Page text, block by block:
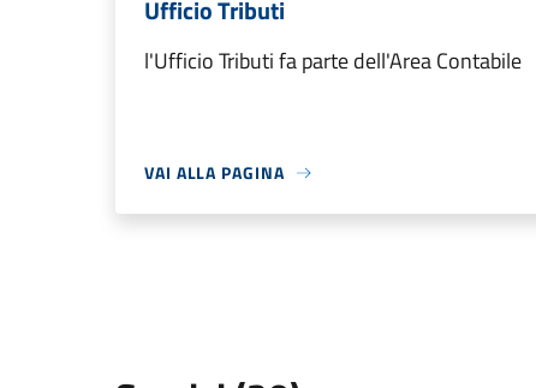
Ufficio Tributi
l'Ufficio Tributi fa parte dell'Area Contabile
VAI ALLA PAGINA